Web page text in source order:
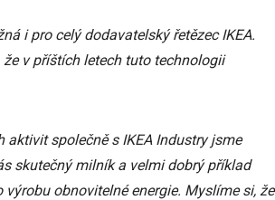
i pro celý dodavatelský řetězec IKEA.
v příštích letech tuto technologii
společně s IKEA Industry jsme
skutečný milník a velmi dobrý příklad
obnovitelné energie. Myslíme si, že